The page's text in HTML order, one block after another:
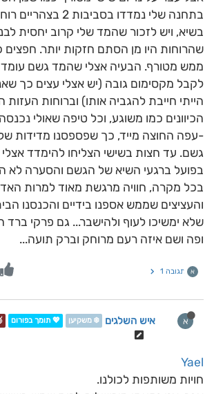
בשיא, ויש לזכור שהמד שלי קרוב יחסית
שהרוחות היו מן הסתם חזקות יותר. חפצים
ממש מטורף. הבעיה אצלי שהמד גשם עומד
לקבל מקסימום גובה (יש אצלי עצים כך
הייתי חייבת להגביה אותו) וברוחות
הכיוונים כמו משוגע, וכל טיפה שאולי
-עפה החוצה מייד, כך שפספסנו מדידות
בפועל ברגעי השיא של הגשם והסערה לא
בכל מקרה, חוויה מרגשת מאוד למרות
והעציצים שממש אספנו בידיים והכנסנו
שלא ימשיכו לעוף ולהישבר... גם פרקי ברד
ופה ושם איזה רעם מרוחק וברק תועה...
א תגובה 1
א איש השלגים ❄️ משקיען 💖 תומך בפורום
Yael
חויות משותפות לכולנו.